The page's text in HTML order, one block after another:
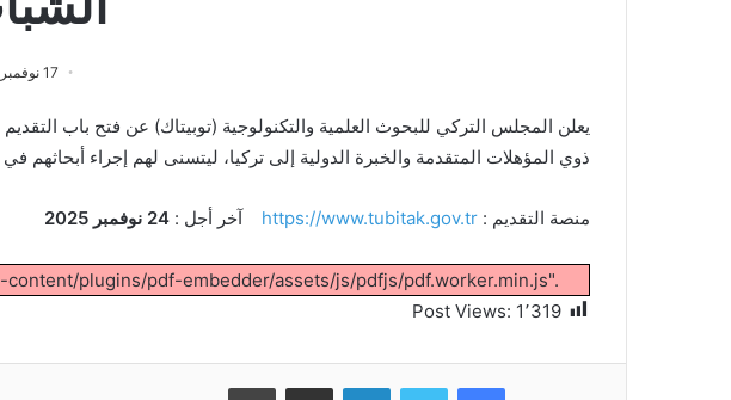
17 نوفمبر 2025
ذوي المؤهلات المتقدمة والخبرة الدولية إلى تركيا، ليتسنى لهم إجراء
منصة التقديم : https://www.tubitak.gov.tr آخر أجل : 24 نوفمبر 2025
plugins/pdf-embedder/assets/js/pdfjs/pdf.worker.min.js".
Post Views: 1٬319
فيسبوك تويتر لينكدإن مشاركة عبر البريد طباعة